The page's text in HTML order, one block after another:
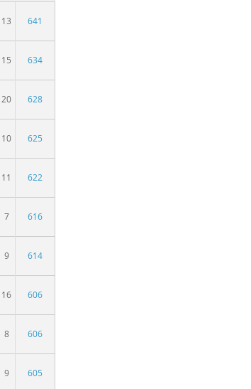
13 641
15 634
20 628
10 625
11 622
7 616
9 614
16 606
8 606
9 605